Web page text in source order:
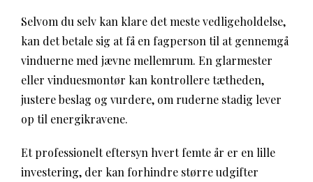
Selvom du selv kan klare det meste vedligeholdelse,
kan det betale sig at få en fagperson til at gennemgå
vinduerne med jævne mellemrum. En glarmester
eller vinduesmontør kan kontrollere tætheden,
justere beslag og vurdere, om ruderne stadig lever
op til energikravene.
Et professionelt eftersyn hvert femte år er en lille
investering, der kan forhindre større udgifter